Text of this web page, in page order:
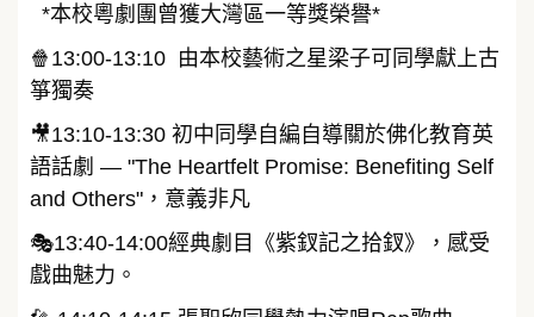
*本校粵劇團曾獲大灣區一等獎榮譽*
🍿13:00-13:10 由本校藝術之星梁子可同學獻上古
箏獨奏
🎥13:10-13:30 初中同學自編自導關於佛化教育英
語話劇 — "The Heartfelt Promise: Benefiting Self
and Others"，意義非凡
🎭13:40-14:00經典劇目《紫釵記之拾釵》，感受
戲曲魅力。